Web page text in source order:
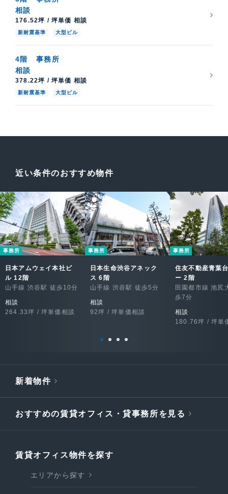
相談
176.52坪 / 坪単価 相談
新耐震基準 大型ビル
4階 事務所
相談
378.22坪 / 坪単価 相談
新耐震基準 大型ビル
近い条件のおすすめ物件
事務所
日本アムウェイ本社ビ
ル 12階
山手線 渋谷駅 徒歩10分
相談
264.33坪 / 坪単価相談
事務所
日本生命渋谷アネック
ス 6階
山手線 渋谷駅 徒歩5分
相談
92坪 / 坪単価相談
事務所
住友不動産青葉
ー 2階
田園都市線 池尻
歩7分
相談
180.76坪 / 坪単
新着物件
おすすめの賃貸オフィス・貸事務所を見る
賃貸オフィス物件を探す
エリアから探す